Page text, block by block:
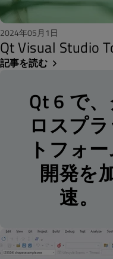
2024年05月1日
Qt Visual Studio
記事を読む
Qt 6 で、
ロスプラ
トフォ
開発を
速。